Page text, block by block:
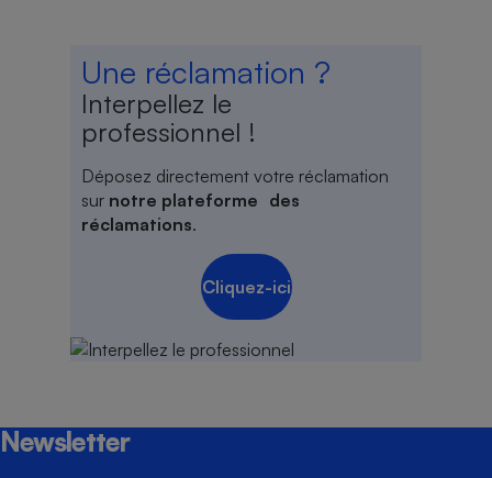
Une réclamation ?
Interpellez le
professionnel !
Déposez directement votre réclamation
sur notre plateforme des
réclamations.
Cliquez-ici
Newsletter